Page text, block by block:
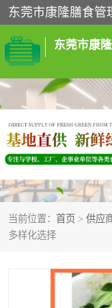
东莞市康
当前位置： 首页 > 供应
多样化选择
食堂承包
粮油配送
海鲜配送
调料配送